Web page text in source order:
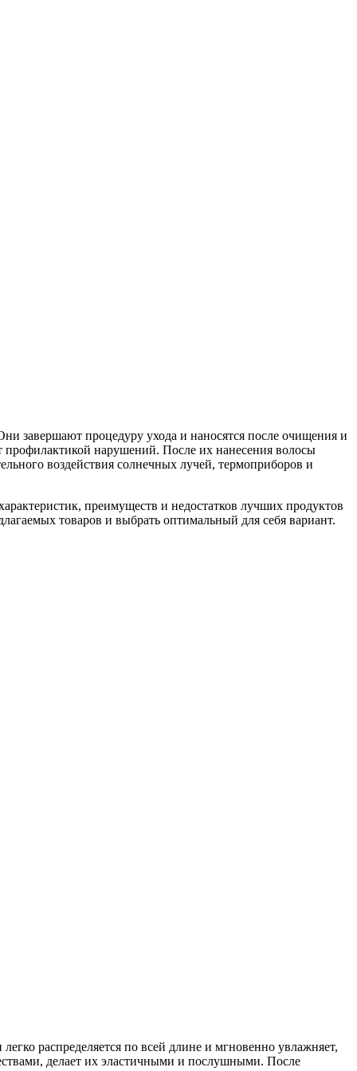
завершают процедуру ухода и наносятся после очищения и
нарушений. После их нанесения волосы
воздействия солнечных лучей, термоприборов и
преимуществ и недостатков лучших продуктов
товаров и выбрать оптимальный для себя вариант.
распределяется по всей длине и мгновенно увлажняет,
делает их эластичными и послушными. После